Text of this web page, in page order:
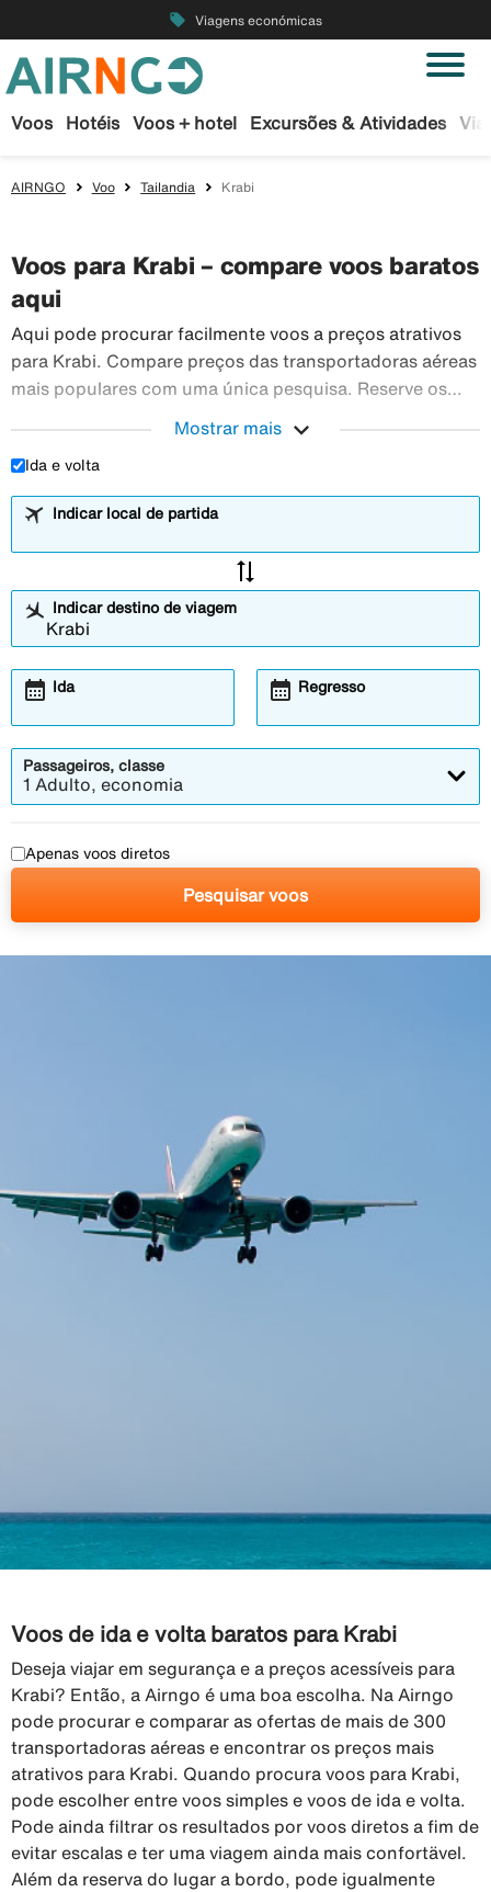
local_offer Viagens económicas
Voos Hotéis Voos + hotel Excursões & Atividades
AIRNGO Voo Tailandia Krabi
Voos para Krabi – compare voos baratos
aqui
Aqui pode procurar facilmente voos a preços atrativos
para Krabi. Compare preços das transportadoras aéreas
mais populares com uma única pesquisa. Reserve os
Mostrar mais expand_more
Ida e volta
Indicar local de partida
sync_alt
Indicar destino de viagem
Ida
calendar_month Regresso
calendar_month
Passageiros, classe
1 Adulto, economia
Apenas voos diretos
Pesquisar voos
Voos de ida e volta baratos para Krabi
Deseja viajar em segurança e a preços acessíveis para
Krabi? Então, a Airngo é uma boa escolha. Na Airngo
pode procurar e comparar as ofertas de mais de 300
transportadoras aéreas e encontrar os preços mais
atrativos para Krabi. Quando procura voos para Krabi,
pode escolher entre voos simples e voos de ida e volta.
Pode ainda filtrar os resultados por voos diretos a fim de
evitar escalas e ter uma viagem ainda mais confortävel.
Além da reserva do lugar a bordo, pode igualmente